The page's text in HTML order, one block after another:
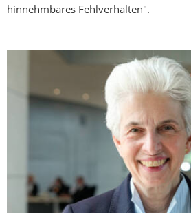
hinnehmbares Fehlverhalten".